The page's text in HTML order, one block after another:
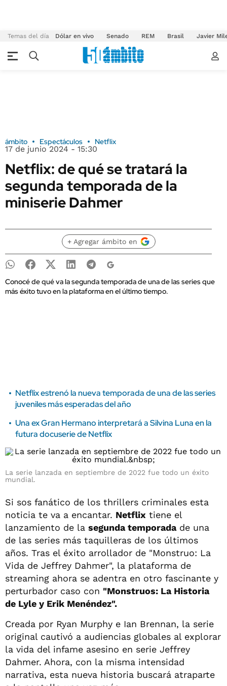
Temas del día Dólar en vivo Senado REM Brasil Javier
ámbito Espectáculos Netflix
17 de junio 2024 - 15:30
Netflix: de qué se tratará la
segunda temporada de la
miniserie Dahmer
+ Agregar ámbito en
Conocé de qué va la segunda temporada de una de las series que
más éxito tuvo en la plataforma en el último tiempo.
Netflix estrenó la nueva temporada de una de las series
juveniles más esperadas del año
Una ex Gran Hermano interpretará a Silvina Luna en la
futura docuserie de Netflix
La serie lanzada en septiembre de 2022 fue todo un éxito
mundial.
Si sos fanático de los thrillers criminales esta
noticia te va a encantar. Netflix tiene el
lanzamiento de la segunda temporadade una
de las series más taquilleras de los últimos
años. Tras el éxito arrollador de "Monstruo: La
Vida de Jeffrey Dahmer", la plataforma de
streaming ahora se adentra en otro fascinante y
perturbador caso con "Monstruos: La Historia
de Lyle y Erik Menéndez".
Creada por Ryan Murphy e Ian Brennan, la serie
original cautivó a audiencias globales al explorar
la vida del infame asesino en serie Jeffrey
Dahmer. Ahora, con la misma intensidad
narrativa, esta nueva historia buscará atraparte